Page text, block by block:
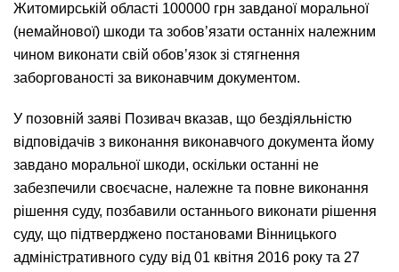
Житомирській області 100000 грн завданої моральної
(немайнової) шкоди та зобов’язати останніх належним
чином виконати свій обов’язок зі стягнення
заборгованості за виконавчим документом.
У позовній заяві Позивач вказав, що бездіяльністю
відповідачів з виконання виконавчого документа йому
завдано моральної шкоди, оскільки останні не
забезпечили своєчасне, належне та повне виконання
рішення суду, позбавили останнього виконати рішення
суду, що підтверджено постановами Вінницького
адміністративного суду від 01 квітня 2016 року та 27